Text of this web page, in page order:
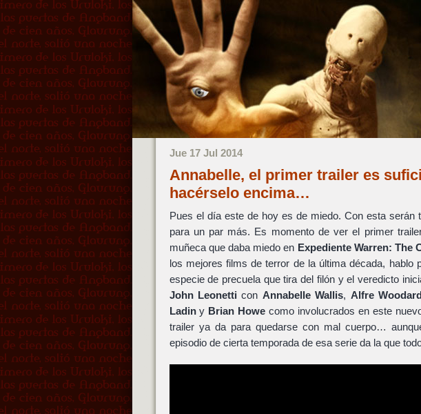
Jue 17 Jul 2014
Annabelle, el primer trailer es
hacérselo encima…
Pues el día este de hoy es de miedo. Con esta serán
para un par más. Es momento de ver el primer
muñeca que daba miedo en Expediente Warren: The
los mejores films de terror de la última década, hablo
especie de precuela que tira del filón y el veredicto
John Leonetti con Annabelle Wallis, Alfre
Ladiny Brian Howe como involucrados en este
trailer ya da para quedarse con mal cuerpo…
episodio de cierta temporada de esa serie da la que